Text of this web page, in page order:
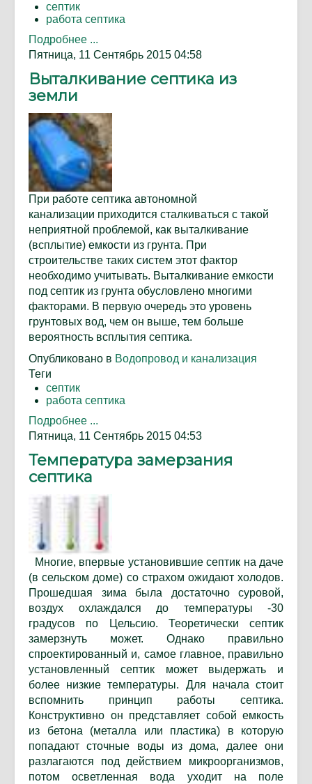
септик
работа септика
Подробнее ...
Пятница, 11 Сентябрь 2015 04:58
Выталкивание септика из
земли
При работе септика автономной
канализации приходится сталкиваться с такой
неприятной проблемой, как выталкивание
(всплытие) емкости из грунта. При
строительстве таких систем этот фактор
необходимо учитывать. Выталкивание емкости
под септик из грунта обусловлено многими
факторами. В первую очередь это уровень
грунтовых вод, чем он выше, тем больше
вероятность всплытия септика.
Опубликовано в Водопровод и канализация
Теги
септик
работа септика
Подробнее ...
Пятница, 11 Сентябрь 2015 04:53
Температура замерзания
септика
Многие, впервые установившие септик на даче
(в сельском доме) со страхом ожидают холодов.
Прошедшая зима была достаточно суровой,
воздух охлаждался до температуры -30
градусов по Цельсию. Теоретически септик
замерзнуть может. Однако правильно
спроектированный и, самое главное, правильно
установленный септик может выдержать и
более низкие температуры. Для начала стоит
вспомнить принцип работы септика.
Конструктивно он представляет собой емкость
из бетона (металла или пластика) в которую
попадают сточные воды из дома, далее они
разлагаются под действием микроорганизмов,
потом осветленная вода уходит на поле